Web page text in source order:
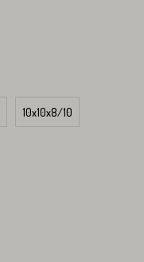
10x10x8/10